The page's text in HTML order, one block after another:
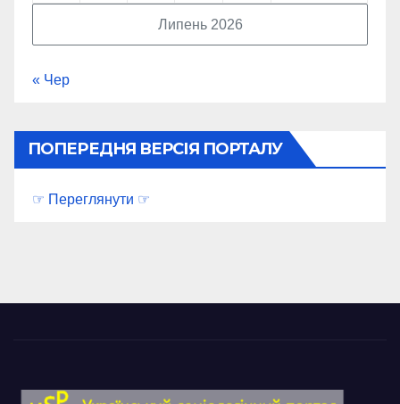
Липень 2026
« Чер
ПОПЕРЕДНЯ ВЕРСІЯ ПОРТАЛУ
☞ Переглянути ☞